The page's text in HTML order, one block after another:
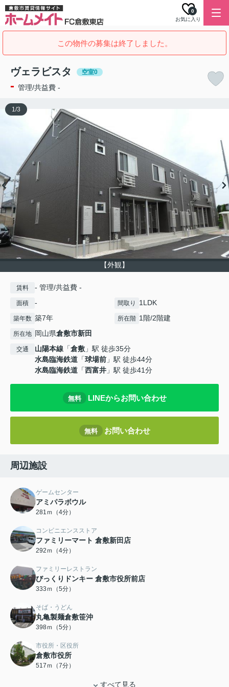
お気に入り
0
この物件の募集は終了しました。
ヴェラビスタ 空室0
- 管理/共益費 -
【外観】
1/3
賃料 - 管理/共益費 -
面積 - 間取り 1LDK
築年数 築7年 所在階 1階/2階建
所在地 岡山県倉敷市新田
交通 山陽本線 「倉敷 」駅 徒歩35分
水島臨海鉄道 「球場前 」駅 徒歩44分
水島臨海鉄道 「西富井 」駅 徒歩41分
無料 LINEからお問い合わせ
無料 お問い合わせ
周辺施設
ゲームセンター
アミパラボウル
281ｍ（4分）
コンビニエンスストア
ファミリーマート 倉敷新田店
292ｍ（4分）
ファミリーレストラン
びっくりドンキー 倉敷市役所前店
333ｍ（5分）
そば・うどん
丸亀製麺倉敷笹沖
398ｍ（5分）
市役所・区役所
倉敷市役所
517ｍ（7分）
すべて見る